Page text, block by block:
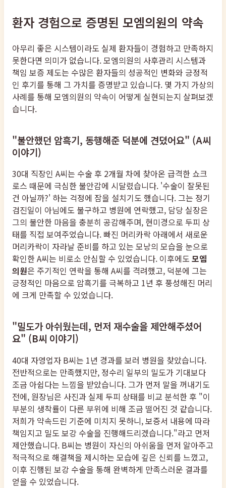
환자 경험으로 증명된 모엠의원의 약속
아무리 좋은 시스템이라도 실제 환자들이 경험하고 만족하지
못한다면 의미가 없습니다. 모엠의원의 사후관리 시스템과
책임 보증 제도는 수많은 환자들의 성공적인 변화와 긍정적
인 후기를 통해 그 가치를 증명받고 있습니다. 몇 가지 가상의
사례를 통해 모엠의원의 약속이 어떻게 실현되는지 살펴보겠
습니다.
"불안했던 암흑기, 동행해준 덕분에 견뎠어요" (A씨
이야기)
30대 직장인 A씨는 수술 후 2개월 차에 찾아온 급격한 쇼크
로스 때문에 극심한 불안감에 시달렸습니다. '수술이 잘못된
건 아닐까?' 하는 걱정에 잠을 설치기도 했습니다. 그는 정기
검진일이 아님에도 불구하고 병원에 연락했고, 담당 실장은
그의 불안한 마음을 충분히 공감해주며, 현미경으로 두피 상
태를 직접 보여주었습니다. 빠진 머리카락 아래에서 새로운
머리카락이 자라날 준비를 하고 있는 모낭의 모습을 눈으로
확인한 A씨는 비로소 안심할 수 있었습니다. 이후에도 모엠
의원은 주기적인 연락을 통해 A씨를 격려했고, 덕분에 그는
긍정적인 마음으로 암흑기를 극복하고 1년 후 풍성해진 머리
에 크게 만족할 수 있었습니다.
"밀도가 아쉬웠는데, 먼저 재수술을 제안해주셨어
요" (B씨 이야기)
40대 자영업자 B씨는 1년 경과를 보러 병원을 찾았습니다.
전반적으로는 만족했지만, 정수리 일부의 밀도가 기대보다
조금 아쉽다는 느낌을 받았습니다. 그가 먼저 말을 꺼내기도
전에, 원장님은 사진과 실제 두피 상태를 비교 분석한 후 "이
부분의 생착률이 다른 부위에 비해 조금 떨어진 것 같습니다.
저희가 약속드린 기준에 미치지 못하니, 보증서 내용에 따라
책임지고 밀도 보강 수술을 진행해드리겠습니다."라고 먼저
제안했습니다. B씨는 병원이 자신의 아쉬움을 먼저 알아주고
적극적으로 해결책을 제시하는 모습에 깊은 신뢰를 느꼈고,
이후 진행된 보강 수술을 통해 완벽하게 만족스러운 결과를
얻을 수 있었습니다.